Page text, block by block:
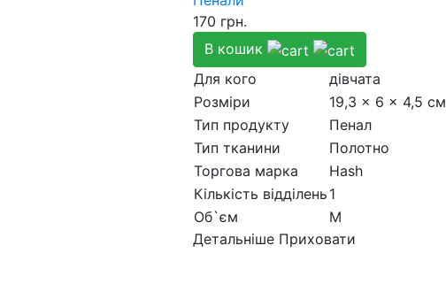
170 грн.
В кошик
Для кого
дівчата
Розмiри
19,3 x 6 x 4,5 см
Тип продукту
Пенал
Тип тканини
Полотно
Торгова марка
Hash
Кількість відділень 1
Об`єм
M
Детальніше Приховати